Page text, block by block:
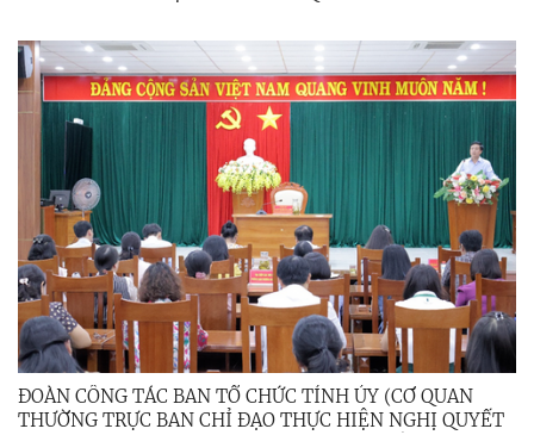
ĐOÀN CÔNG TÁC BAN TỔ CHỨC TỈNH ỦY (CƠ QUAN
THƯỜNG TRỰC BAN CHỈ ĐẠO THỰC HIỆN NGHỊ QUYẾT